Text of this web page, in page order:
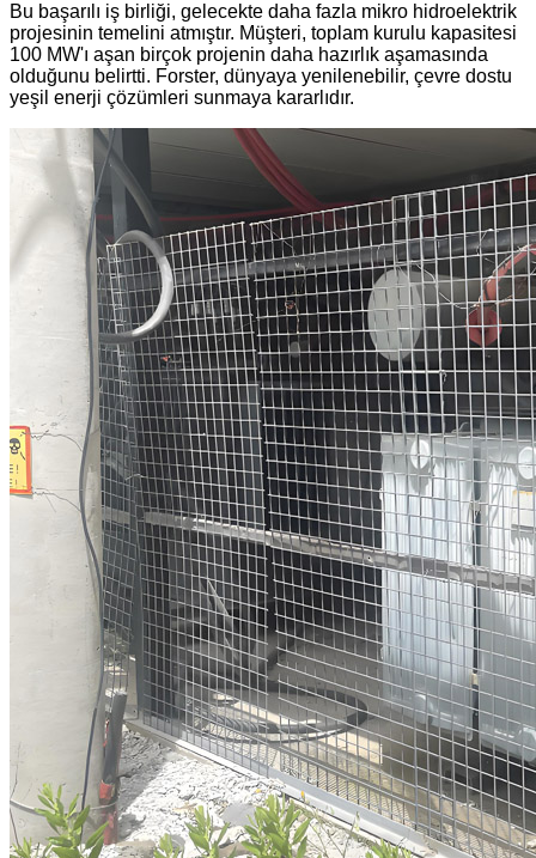
Bu başarılı iş birliği, gelecekte daha fazla mikro hidroelektrik
projesinin temelini atmıştır. Müşteri, toplam kurulu kapasitesi
100 MW'ı aşan birçok projenin daha hazırlık aşamasında
olduğunu belirtti. Forster, dünyaya yenilenebilir, çevre dostu
yeşil enerji çözümleri sunmaya kararlıdır.